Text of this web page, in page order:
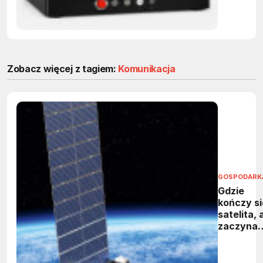
Zobacz więcej z tagiem: Komunikacja
Gdzie
kończy
satelita,
zaczyna